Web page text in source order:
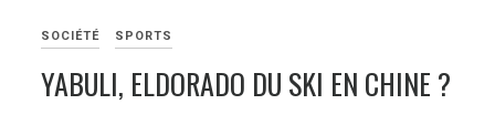
SOCIÉTÉ SPORTS
YABULI, ELDORADO DU SKI EN CHINE ?